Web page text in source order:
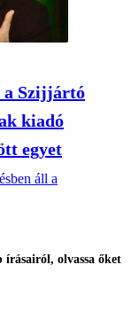
a Szijjártó
kiadó
egyet
áll a
írásairól, olvassa őket